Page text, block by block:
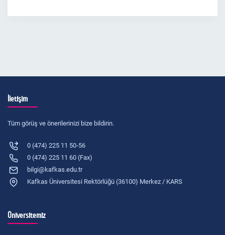
İletişim
Tüm görüş ve önerilerinizi bize bildirin.
0 (474) 225 11 50-56
0 (474) 225 11 60 (Fax)
bilgi@kafkas.edu.tr
Kafkas Üniversitesi Rektörlüğü (36100) Merkez / KARS
Üniversitemiz